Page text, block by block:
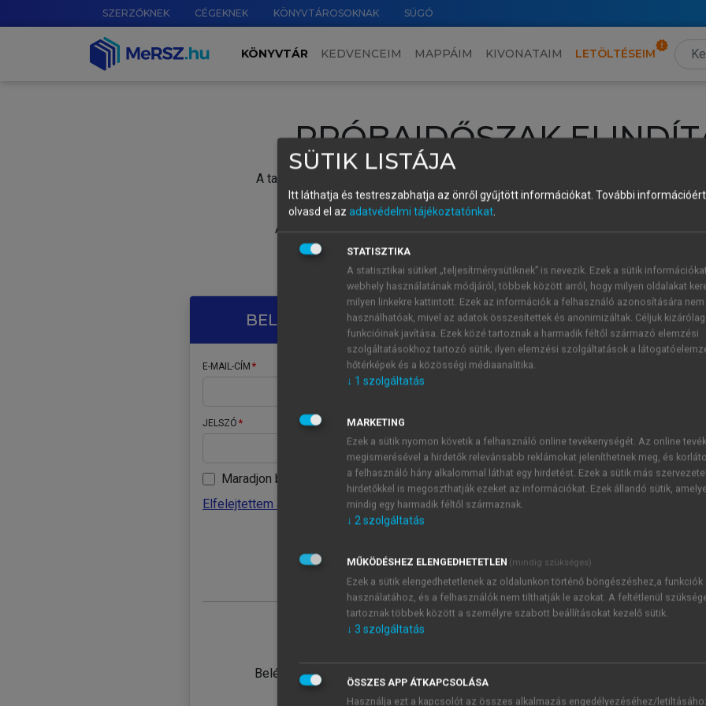
SZERZŐKNEK CÉGEKNEK KÖNYVTÁROSOKNAK SÚGÓ
KÖNYVTÁR KEDVENCEIM MAPPÁIM KIVONATAIM LETÖLTÉSEIM
PRÓBAIDŐSZAK
A tartalom megtekintéséhez lépj be a saját fiókoddal, iskolai azonosítóddal vagy
Új felhasználóként1 óra díjmentes hozzáférésrevagy
A próbaidőszak elindításához,
vagy hozz
A regisztráció után a
BELÉPÉS SAJÁT FIÓKKAL
E-MAIL-CÍM
JELSZÓ
Maradjon belépve
Elfelejtettem a jelszavamat
Belépés intézményi azonosítóval
ÚJ FIÓK
1 óra
JELSZÓ
Kérek értesítést a MeRSZ
Kérek értesítést az
SÜTIK LISTÁJA
Itt láthatja és testreszabhatja az önről gyűjtött információkat. További
olvasd el az adatvédelmi tájékoztatónkat.
STATISZTIKA
A statisztikai sütiket „teljesítménysütiknek” is nevezik. Ezek a sütik
webhely használatának módjáról, többek között arról, hogy milyen oldalakat
milyen linkekre kattintott. Ezek az információk a felhasználó azonosítására nem
használhatóak, mivel az adatok összesítettek és anonimizáltak. Céljuk
funkcióinak javítása. Ezek közé tartoznak a harmadik féltől származó elemzési
szolgáltatásokhoz tartozó sütik; ilyen elemzési szolgáltatások a
hőtérképek és a közösségi médiaanalitika.
↓ 1 szolgáltatás
MARKETING
Ezek a sütik nyomon követik a felhasználó online tevékenységét. Az online
megismerésével a hirdetők relevánsabb reklámokat jeleníthetnek meg, és
a felhasználó hány alkalommal láthat egy hirdetést. Ezek a sütik más
hirdetőkkel is megoszthatják ezeket az információkat. Ezek állandó sütik,
mindig egy harmadik féltől származnak.
↓ 2szolgáltatás
MŰKÖDÉSHEZ ELENGEDHETETLEN (mindig szükséges)
Ezek a sütik elengedhetetlenek az oldalunkon történő böngészéshez,a funkciók
használatához, és a felhasználók nem tilthatják le azokat. A feltétlenül
tartoznak többek között a személyre szabott beállításokat kezelő sütik.
↓ 3 szolgáltatás
ÖSSZES APP ÁTKAPCSOLÁSA
Használja ezt a kapcsolót az összes alkalmazás engedélyezéséhez/